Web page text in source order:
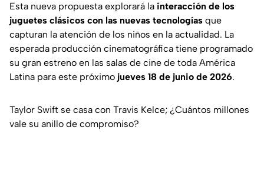
Esta nueva propuesta explorará la interacción de los
juguetes clásicos con las nuevas tecnologías que
capturan la atención de los niños en la actualidad. La
esperada producción cinematográfica tiene programado
su gran estreno en las salas de cine de toda América
Latina para este próximo jueves 18 de junio de 2026.
Taylor Swift se casa con Travis Kelce; ¿Cuántos millones
vale su anillo de compromiso?